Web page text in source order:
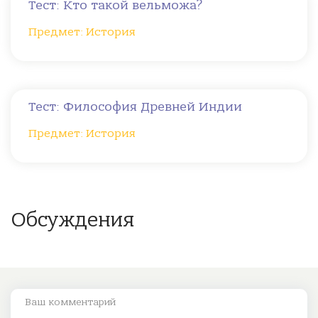
Тест: Кто такой вельможа?
Предмет: История
Тест: Философия Древней Индии
Предмет: История
Обсуждения